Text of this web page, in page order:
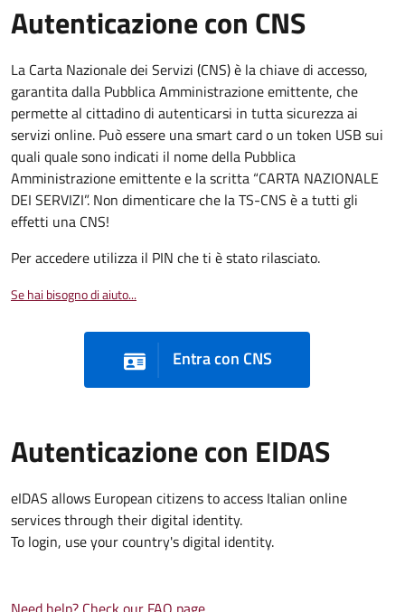
Autenticazione con CNS
La Carta Nazionale dei Servizi (CNS) è la chiave di accesso,
garantita dalla Pubblica Amministrazione emittente, che
permette al cittadino di autenticarsi in tutta sicurezza ai
servizi online. Può essere una smart card o un token USB sui
quali quale sono indicati il nome della Pubblica
Amministrazione emittente e la scritta “CARTA NAZIONALE
DEI SERVIZI”. Non dimenticare che la TS-CNS è a tutti gli
effetti una CNS!
Per accedere utilizza il PIN che ti è stato rilasciato.
Se hai bisogno di aiuto...
Entra con CNS
Autenticazione con EIDAS
eIDAS allows European citizens to access Italian online
services through their digital identity.
To login, use your country's digital identity.